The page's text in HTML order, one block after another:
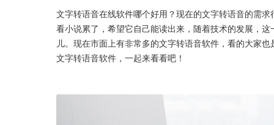
文字转语音在线软件哪个好用？现在的文字转语音的需
看小说累了，希望它自己能读出来，随着技术的发展，
儿。现在市面上有非常多的文字转语音软件，看的大家
文字转语音软件，一起来看看吧！